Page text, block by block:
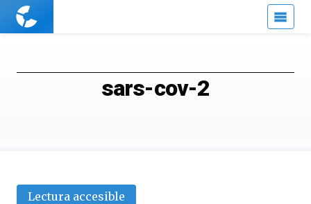
Cuaderno
sars-cov-2
Lectura accesible